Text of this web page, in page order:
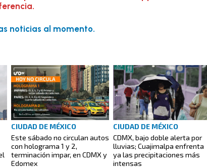
noticias al momento.
CIUDAD DE MÉXICO
Este sábado no circulan autos
con holograma 1 y 2,
terminación impar, en CDMX y
Edomex
CIUDAD DE MÉXICO
CDMX, bajo doble alerta por
lluvias; Cuajimalpa enfrenta
ya las precipitaciones más
intensas